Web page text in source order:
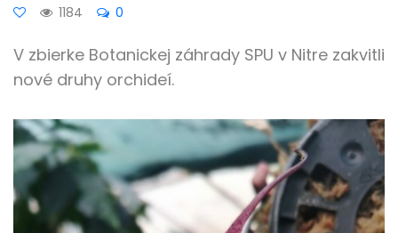
1184
0
V zbierke Botanickej záhrady SPU v Nitre zakvitli
nové druhy orchideí.